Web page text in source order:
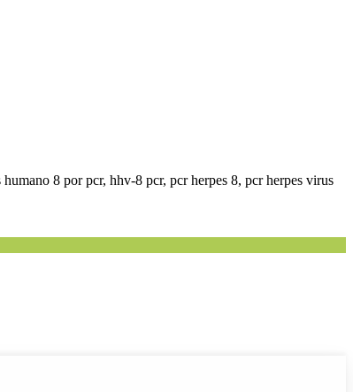
8 por pcr, hhv-8 pcr, pcr herpes 8, pcr herpes virus